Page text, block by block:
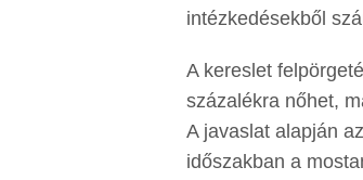
intézkedésekből
A kereslet
százalékra nőhet,
A javaslat alapján
időszakban a